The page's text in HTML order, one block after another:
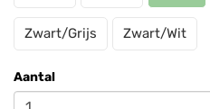
Zwart/Grijs Zwart/Wit
Aantal